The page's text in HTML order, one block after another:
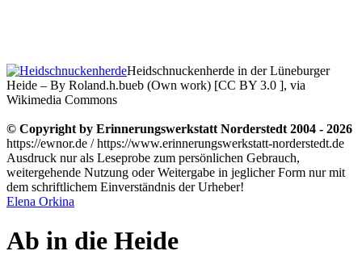
Heidschnuckenherde in der Lüneburger
Heide – By Roland.h.bueb (Own work) [CC BY 3.0 ], via
Wikimedia Commons
© Copyright by Erinnerungswerkstatt Norderstedt 2004 - 2026
https://ewnor.de / https://www.erinnerungswerkstatt-norderstedt.de
Ausdruck nur als Leseprobe zum persönlichen Gebrauch,
weitergehende Nutzung oder Weitergabe in jeglicher Form nur mit
dem schriftlichem Einverständnis der Urheber!
Elena Orkina
Ab in die Heide